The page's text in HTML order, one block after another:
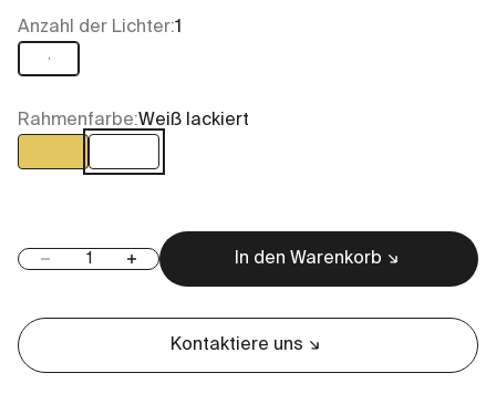
Anzahl der Lichter:1
1
Rahmenfarbe:Weiß lackiert
Gold Weiß lackiert
Anzahl verringernAnzahl erhöhen In den Warenkorb
Kontaktiere uns